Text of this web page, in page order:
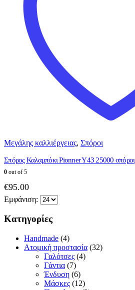
Μεγάλης καλλιέργειας, Σπόροι
Σπόρος Καλαμπόκι Pionner Y43 25000 σπόροι
0 out of 5
€95.00
Εμφάνιση:
Κατηγορίες
Handmade (4)
Ατομική προστασία (32)
Γαλότσες (4)
Γάντια (7)
Ένδυση (6)
Μάσκες (12)